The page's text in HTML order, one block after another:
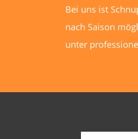
Bei uns ist
nach Saison
unter